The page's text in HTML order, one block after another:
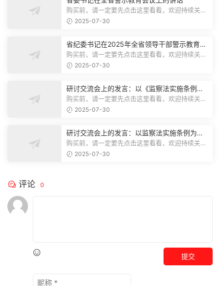
购买前，请一定要先点击这里看看，欢迎持续关
注，精彩模板每天推送预览结束，本文...
2025-07-30
省纪委书记在2025年全省领导干部警示教育会
上的讲话.1
购买前，请一定要先点击这里看看，欢迎持续关
注，精彩模板每天推送预览结束，本文...
2025-07-30
研讨交流会上的发言：以《监察法实施条例》
为纲,推动巡察工作高质量发展
购买前，请一定要先点击这里看看，欢迎持续关
注，精彩模板每天推送预览结束，本文...
2025-07-30
研讨交流会上的发言：以监察法实施条例为纲
推动巡察工作高质量发展
购买前，请一定要先点击这里看看，欢迎持续关
注，精彩模板每天推送预览结束，本文...
2025-07-30
评论 0
提交